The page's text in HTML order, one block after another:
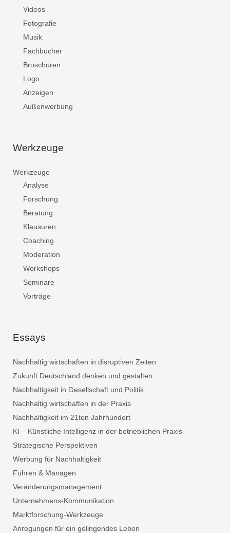
Videos
Fotografie
Musik
Fachbücher
Broschüren
Logo
Anzeigen
Außenwerbung
Werkzeuge
Werkzeuge
Analyse
Forschung
Beratung
Klausuren
Coaching
Moderation
Workshops
Seminare
Vorträge
Essays
Nachhaltig wirtschaften in disruptiven Zeiten
Zukunft Deutschland denken und gestalten
Nachhaltigkeit in Gesellschaft und Politik
Nachhaltig wirtschaften in der Praxis
Nachhaltigkeit im 21ten Jahrhundert
KI – Künstliche Intelligenz in der betrieblichen Praxis
Strategische Perspektiven
Werbung für Nachhaltigkeit
Führen & Managen
Veränderungsmanagement
Unternehmens-Kommunikation
Marktforschung-Werkzeuge
Anregungen für ein gelingendes Leben